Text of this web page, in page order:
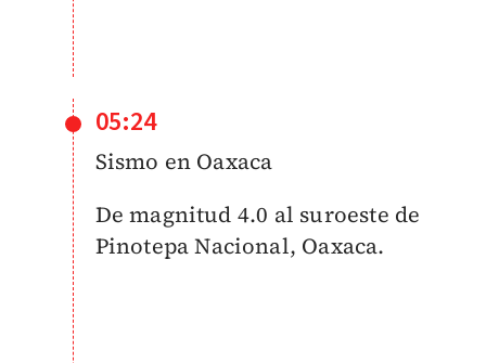
05:24
Sismo en Oaxaca
De magnitud 4.0 al suroeste de
Pinotepa Nacional, Oaxaca.